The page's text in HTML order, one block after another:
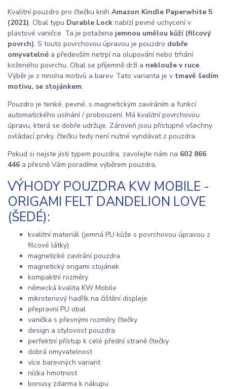
Kvalitní pouzdro pro čtečku knih Amazon Kindle Paperwhite 5
(2021). Obal typu Durable Lock nabízí pevné uchycení v
plastové vaničce. Ta je potažena jemnou umělou kůží (filcový
povrch). S touto povrchovou úpravou je pouzdro dobře
omyvatelné a především netrpí na olupování nebo trhání
koženého povrchu. Obal se příjemně drží a neklouže v ruce.
Výběr je z mnoha motivů a barev. Tato varianta je v tmavě šedím
motivu, se stojánkem.
Pouzdro je tenké, pevné, s magnetickým zavíráním a funkcí
automatického usínání / probouzení. Má kvalitní povrchovou
úpravu, která se dobře udržuje. Zároveň jsou přístupné všechny
ovládací prvky, čtečku tedy není nutné vyndávat z pouzdra.
Pokud si nejste jisti typem pouzdra, zavolejte nám na 602 866
446 a přesně Vám poradíme výběrem pouzdra.
VÝHODY POUZDRA KW MOBILE -
ORIGAMI FELT DANDELION LOVE
(ŠEDÉ):
kvalitní materiál (jemná PU kůže s povrchovou úpravou z
filcové látky)
magnetické zavírání pouzdra
magnetický origami stojánek
kompaktní rozměry
německá kvalita KW Mobile
mikrotenový hadřík na čištění displeje
přepravní PU obal
vanička s přesnými rozměry čtečky
design a stylovost pouzdra
perfektní přístup k celé přední straně čtečky
dobrá omyvatelnost
více barevných variant
nízka hmotnost
bonusy zdarma k nákupu